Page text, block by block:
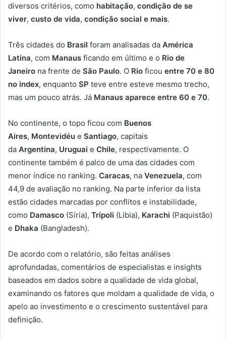
diversos critérios, como habitação, condição de se
viver, custo de vida, condição social e mais.
Três cidades do Brasil foram analisadas da América
Latina, com Manaus ficando em último e o Rio de
Janeiro na frente de São Paulo. O Rio ficou entre 70 e 80
no index, enquanto SP teve entre esteve mesmo trecho,
mas um pouco atrás. Já Manaus aparece entre 60 e 70.
No continente, o topo ficou com Buenos
Aires, Montevidéu e Santiago, capitais
da Argentina, Uruguai e Chile, respectivamente. O
continente também é palco de uma das cidades com
menor índice no ranking. Caracas, na Venezuela, com
44,9 de avaliação no ranking. Na parte inferior da lista
estão cidades marcadas por conflitos e instabilidade,
como Damasco (Síria), Trípoli (Líbia), Karachi (Paquistão)
e Dhaka (Bangladesh).
De acordo com o relatório, são feitas análises
aprofundadas, comentários de especialistas e insights
baseados em dados sobre a qualidade de vida global,
examinando os fatores que moldam a qualidade de vida, o
apelo ao investimento e o crescimento sustentável para
definição.